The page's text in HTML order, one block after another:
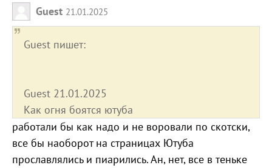
Guest 21.01.2025
Guest пишет:
Guest 21.01.2025
Как огня боятся ютуба
работали бы как надо и не воровали по скотски,
все бы наоборот на страницах Ютуба
прославлялись и пиарились. Ан, нет, все в теньке